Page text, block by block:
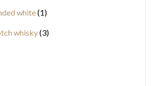
white 1
whisky 3